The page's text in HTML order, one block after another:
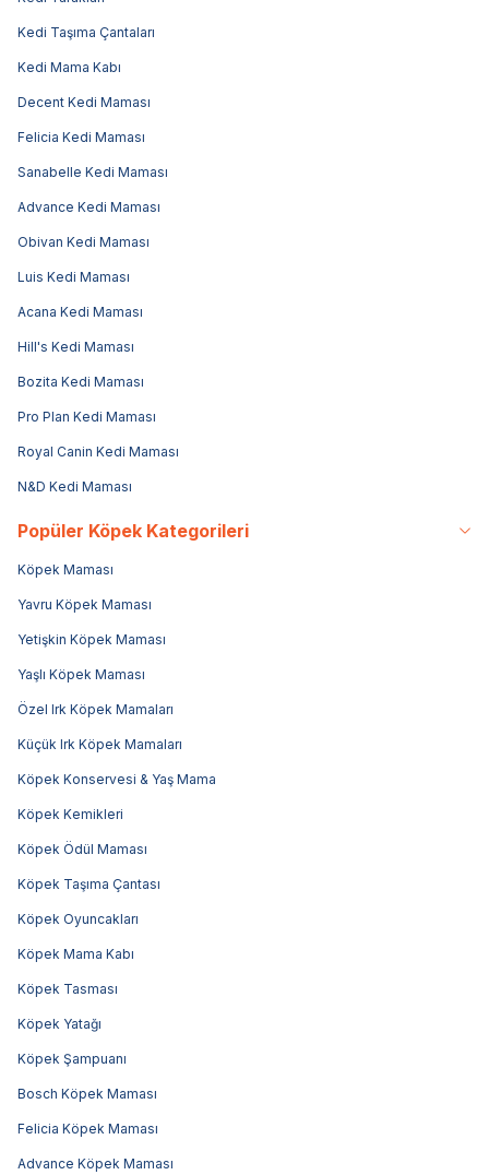
Kedi Taşıma Çantaları
Kedi Mama Kabı
Decent Kedi Maması
Felicia Kedi Maması
Sanabelle Kedi Maması
Advance Kedi Maması
Obivan Kedi Maması
Luis Kedi Maması
Acana Kedi Maması
Hill's Kedi Maması
Bozita Kedi Maması
Pro Plan Kedi Maması
Royal Canin Kedi Maması
N&D Kedi Maması
Popüler Köpek Kategorileri
Köpek Maması
Yavru Köpek Maması
Yetişkin Köpek Maması
Yaşlı Köpek Maması
Özel Irk Köpek Mamaları
Küçük Irk Köpek Mamaları
Köpek Konservesi & Yaş Mama
Köpek Kemikleri
Köpek Ödül Maması
Köpek Taşıma Çantası
Köpek Oyuncakları
Köpek Mama Kabı
Köpek Tasması
Köpek Yatağı
Köpek Şampuanı
Bosch Köpek Maması
Felicia Köpek Maması
Advance Köpek Maması